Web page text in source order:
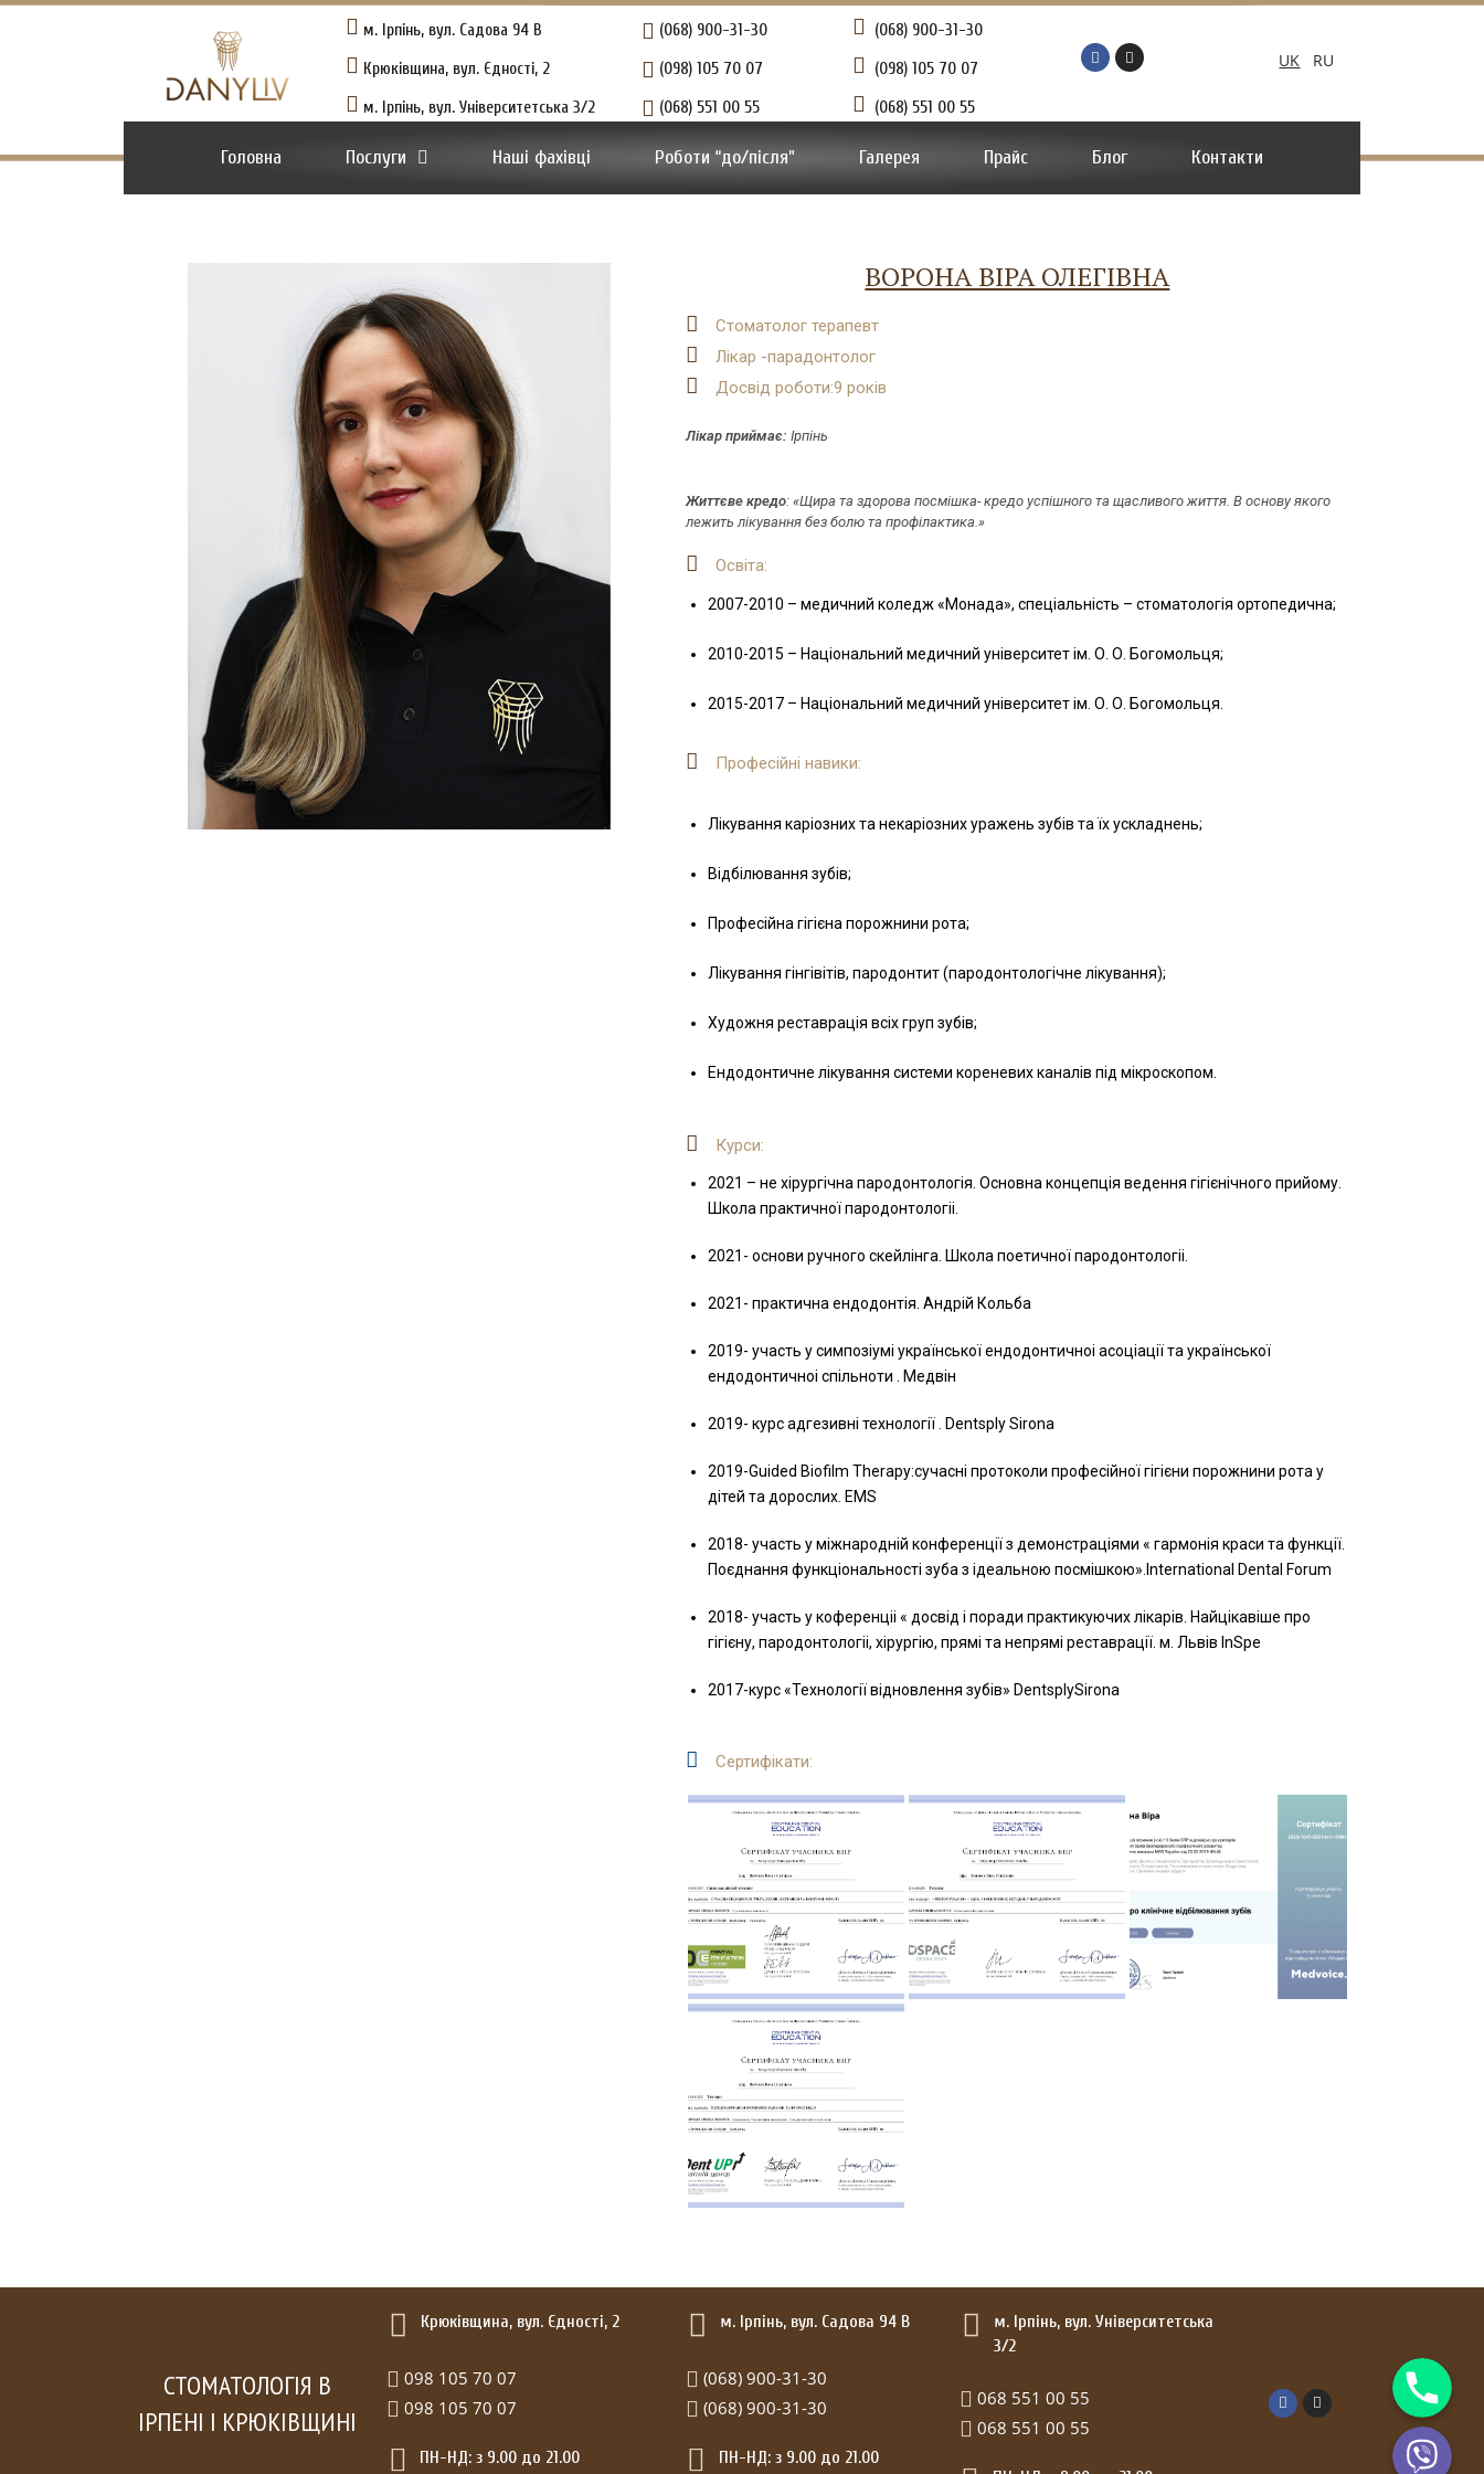
м. Ірпінь, вул. Садова 94 В
Крюківщина, вул. Єдності, 2
м. Ірпінь, вул. Університетська 3/2
(068) 900-31-30
(098) 105 70 07
(068) 551 00 55
(068) 900-31-30
(098) 105 70 07
(068) 551 00 55
UK RU
Головна Послуги Наші фахівці Роботи “до/після” Галерея Прайс Блог Контакти
ВОРОНА ВІРА ОЛЕГІВНА
Стоматолог терапевт
Лікар -парадонтолог
Досвід роботи:9 років
Лікар приймає: Ірпінь
Життєве кредо: «Щира та здорова посмішка- кредо успішного та щасливого життя. В основу якого
лежить лікування без болю та профілактика.»
Освіта:
2007-2010 – медичний коледж «Монада», спеціальність – стоматологія ортопедична;
2010-2015 – Національний медичний університет ім. О. О. Богомольця;
2015-2017 – Національний медичний університет ім. О. О. Богомольця.
Професійні навики:
Лікування каріозних та некаріозних уражень зубів та їх ускладнень;
Відбілювання зубів;
Професійна гігієна порожнини рота;
Лікування гінгівітів, пародонтит (пародонтологічне лікування);
Художня реставрація всіх груп зубів;
Ендодонтичне лікування системи кореневих каналів під мікроскопом.
Курси:
2021 – не хірургічна пародонтологія. Основна концепція ведення гігієнічного прийому.
Школа практичної пародонтологіі.
2021- основи ручного скейлінга. Школа поетичної пародонтологіі.
2021- практична ендодонтія. Андрій Кольба
2019- участь у симпозіумі української ендодонтичноі асоціації та української
ендодонтичноі спільноти . Медвін
2019- курс адгезивні технології . Dentsply Sirona
2019-Guided Biofilm Therapy:сучасні протоколи професійної гігієни порожнини рота у
дітей та дорослих. EMS
2018- участь у міжнародній конференції з демонстраціями « гармонія краси та функції.
Поєднання функціональності зуба з ідеальною посмішкою».International Dental Forum
2018- участь у коференціі « досвід і поради практикуючих лікарів. Найцікавіше про
гігієну, пародонтологіі, хірургію, прямі та непрямі реставрації. м. Львів InSpe
2017-курс «Технології відновлення зубів» DentsplySirona
Сертифікати:
СТОМАТОЛОГІЯ В
ІРПЕНІ І КРЮКІВЩИНІ
Крюківщина, вул. Єдності, 2
098 105 70 07
098 105 70 07
ПН-НД: з 9.00 до 21.00
м. Ірпінь, вул. Садова 94 В
(068) 900-31-30
(068) 900-31-30
ПН-НД: з 9.00 до 21.00
м. Ірпінь, вул. Університетська
3/2
068 551 00 55
068 551 00 55